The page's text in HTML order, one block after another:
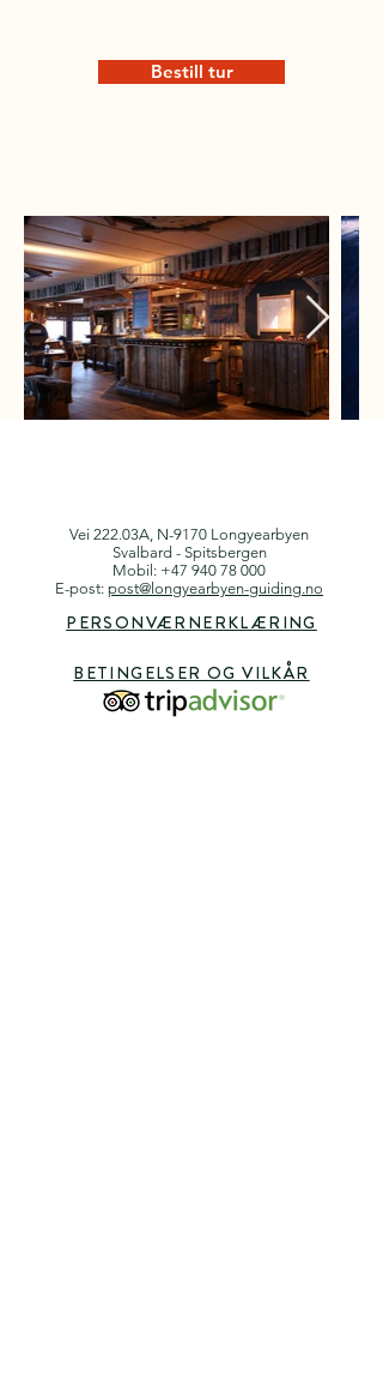
Bestill tur
Vei 222.03A, N-9170 Longyearbyen
Svalbard - Spitsbergen
Mobil: +47 940 78 000
E-post: post@longyearbyen-guiding.no
PERSONVÆRNERKLÆRING
BETINGELSER OG VILKÅR